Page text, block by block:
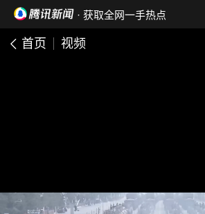
· 获取全网一手热点
首页 视频